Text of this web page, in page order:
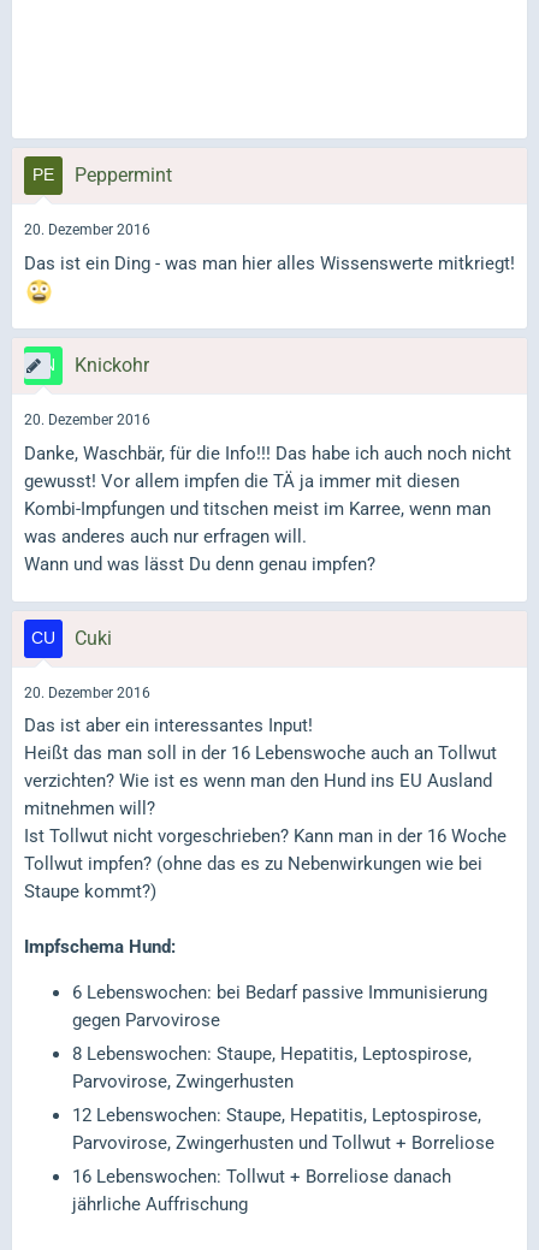
Peppermint
20. Dezember 2016
Das ist ein Ding - was man hier alles Wissenswerte mitkriegt!
Knickohr
20. Dezember 2016
Danke, Waschbär, für die Info!!! Das habe ich auch noch nicht
gewusst! Vor allem impfen die TÄ ja immer mit diesen
Kombi-Impfungen und titschen meist im Karree, wenn man
was anderes auch nur erfragen will.
Wann und was lässt Du denn genau impfen?
Cuki
20. Dezember 2016
Das ist aber ein interessantes Input!
Heißt das man soll in der 16 Lebenswoche auch an Tollwut
verzichten? Wie ist es wenn man den Hund ins EU Ausland
mitnehmen will?
Ist Tollwut nicht vorgeschrieben? Kann man in der 16 Woche
Tollwut impfen? (ohne das es zu Nebenwirkungen wie bei
Staupe kommt?)
Impfschema Hund:
6 Lebenswochen: bei Bedarf passive Immunisierung
gegen Parvovirose
8 Lebenswochen: Staupe, Hepatitis, Leptospirose,
Parvovirose, Zwingerhusten
12 Lebenswochen: Staupe, Hepatitis, Leptospirose,
Parvovirose, Zwingerhusten und Tollwut + Borreliose
16 Lebenswochen: Tollwut + Borreliose danach
jährliche Auffrischung